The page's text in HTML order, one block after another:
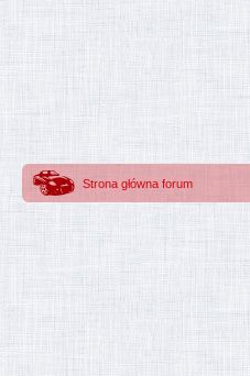
Strona główna forum